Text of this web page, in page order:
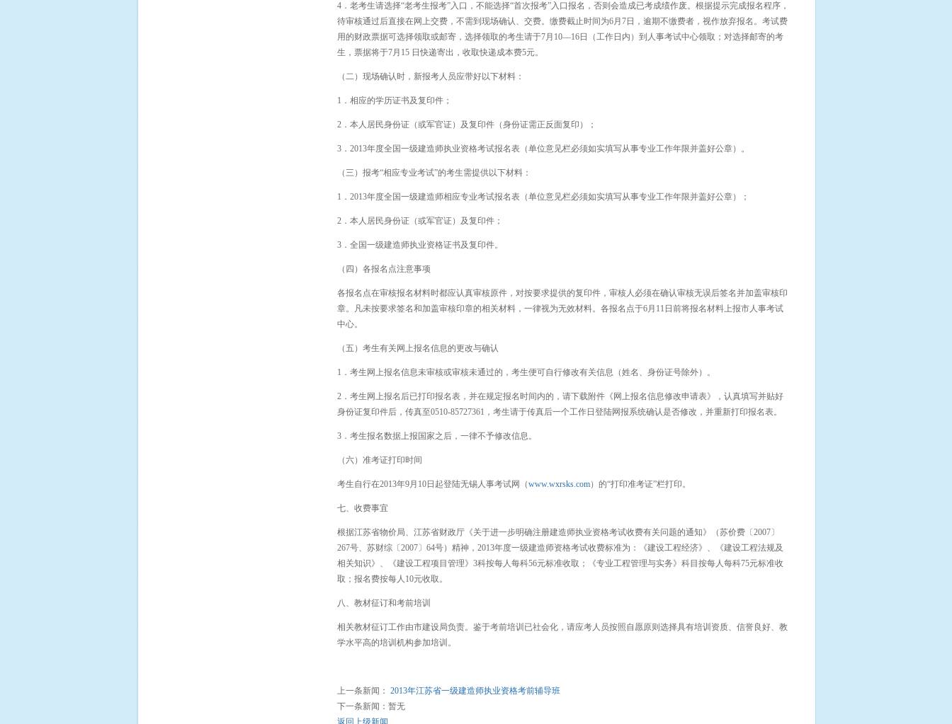
4．老考生请选择“老考生报考”入口，不能选择“首次报考”入口报名，否则会造成已考成绩作废。根据提示完成报名程序，
待审核通过后直接在网上交费，不需到现场确认、交费。缴费截止时间为6月7日，逾期不缴费者，视作放弃报名。考试费
用的财政票据可选择领取或邮寄，选择领取的考生请于7月10—16日（工作日内）到人事考试中心领取；对选择邮寄的考
生，票据将于7月15 日快递寄出，收取快递成本费5元。
（二）现场确认时，新报考人员应带好以下材料：
1．相应的学历证书及复印件；
2．本人居民身份证（或军官证）及复印件（身份证需正反面复印）；
3．2013年度全国一级建造师执业资格考试报名表（单位意见栏必须如实填写从事专业工作年限并盖好公章）。
（三）报考“相应专业考试”的考生需提供以下材料：
1．2013年度全国一级建造师相应专业考试报名表（单位意见栏必须如实填写从事专业工作年限并盖好公章）；
2．本人居民身份证（或军官证）及复印件；
3．全国一级建造师执业资格证书及复印件。
（四）各报名点注意事项
各报名点在审核报名材料时都应认真审核原件，对按要求提供的复印件，审核人必须在确认审核无误后签名并加盖审核印
章。凡未按要求签名和加盖审核印章的相关材料，一律视为无效材料。各报名点于6月11日前将报名材料上报市人事考试
中心。
（五）考生有关网上报名信息的更改与确认
1．考生网上报名信息未审核或审核未通过的，考生便可自行修改有关信息（姓名、身份证号除外）。
2．考生网上报名后已打印报名表，并在规定报名时间内的，请下载附件《网上报名信息修改申请表》，认真填写并贴好
身份证复印件后，传真至0510-85727361，考生请于传真后一个工作日登陆网报系统确认是否修改，并重新打印报名表。
3．考生报名数据上报国家之后，一律不予修改信息。
（六）准考证打印时间
考生自行在2013年9月10日起登陆无锡人事考试网（www.wxrsks.com）的“打印准考证”栏打印。
七、收费事宜
根据江苏省物价局、江苏省财政厅《关于进一步明确注册建造师执业资格考试收费有关问题的通知》（苏价费〔2007〕
267号、苏财综〔2007〕64号）精神，2013年度一级建造师资格考试收费标准为：《建设工程经济》、《建设工程法规及
相关知识》、《建设工程项目管理》3科按每人每科56元标准收取；《专业工程管理与实务》科目按每人每科75元标准收
取；报名费按每人10元收取。
八、教材征订和考前培训
相关教材征订工作由市建设局负责。鉴于考前培训已社会化，请应考人员按照自愿原则选择具有培训资质、信誉良好、教
学水平高的培训机构参加培训。
上一条新闻： 2013年江苏省一级建造师执业资格考前辅导班
下一条新闻：暂无
返回上级新闻